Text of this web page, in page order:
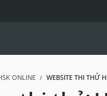
ONLINE WEBSITE THI THỬ